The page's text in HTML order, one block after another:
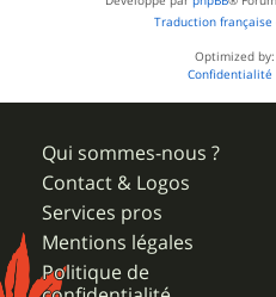
Traduction
Optimized by:
Confidentialité
Qui sommes-nous ?
Contact & Logos
Services pros
Mentions légales
Politique de